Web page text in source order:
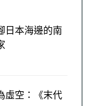
日本海邊的南
虛空：《末代